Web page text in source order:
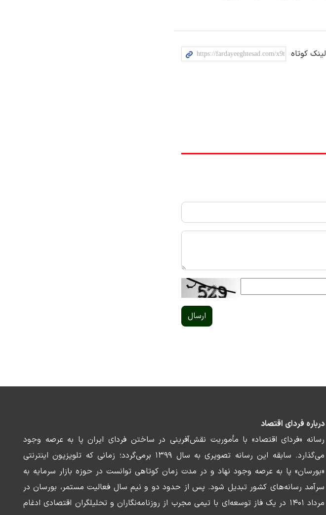
لینک کوتاه
ارسال
درباره فردای اقتصاد
رسانه «فردای اقتصاد» با مأموریت نقش‌آفرینی در ساختن فردای ایران پا به عرصه وجود
می‌گذارد. سابقه این رسانه تصویری به سال ۱۳۹۹ برمی‌گردد؛ زمانی که تلویزیون اینترنتی
«بورسان» پا به عرصه وجود نهاد و در مدت زمان کوتاهی توانست در حوزه بازار سرمایه به
سرآمد رسانه‌های کشور تبدیل شود. پس از حدود دو و نیم سال فعالیت مستمر، بورسان در
مرداد ۱۴۰۱ در یک فاز توسعه‌ای با تیمی مجرب از روزنامه‌نگاران و تحلیلگران اقتصادی ادغام